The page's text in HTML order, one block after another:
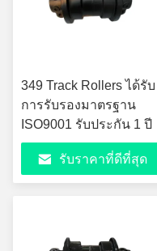
349 Track Rollers ได้รับ
การรับรองมาตรฐาน
ISO9001 รับประกัน 1 ปี
รับราคาที่ดีที่สุด